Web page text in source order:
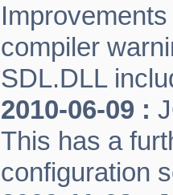
compiler
SDL.DLL
2010-06-09 :
This has a
configuration